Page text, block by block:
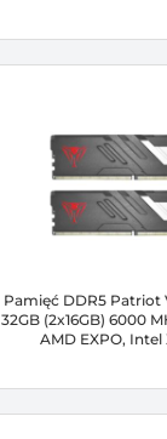
Pamięć DDR5 Patriot
32GB (2x16GB) 6000
AMD EXPO, Intel